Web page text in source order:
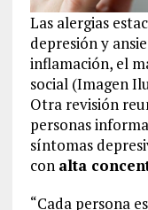
Las alergias
depresión y
inflamación, el
social (Imagen
Otra revisión
personas
síntomas
con alta
“Cada persona